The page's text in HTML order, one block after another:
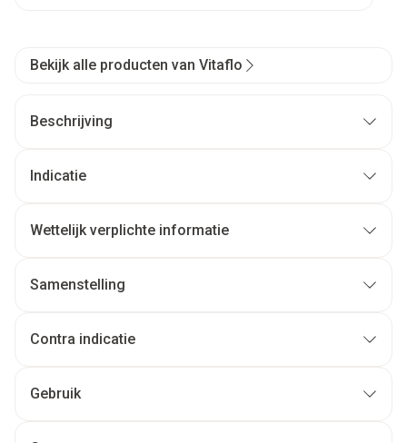
Bekijk alle producten van Vitaflo
Beschrijving
Indicatie
Wettelijk verplichte informatie
Samenstelling
Contra indicatie
Gebruik